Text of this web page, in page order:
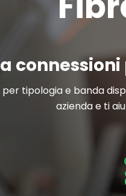
la
tipologia e banda
azienda e ti